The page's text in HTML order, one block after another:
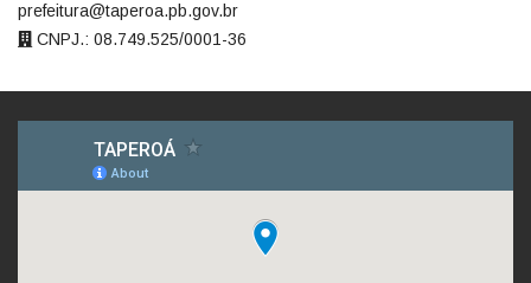
prefeitura@taperoa.pb.gov.br
CNPJ.: 08.749.525/0001-36